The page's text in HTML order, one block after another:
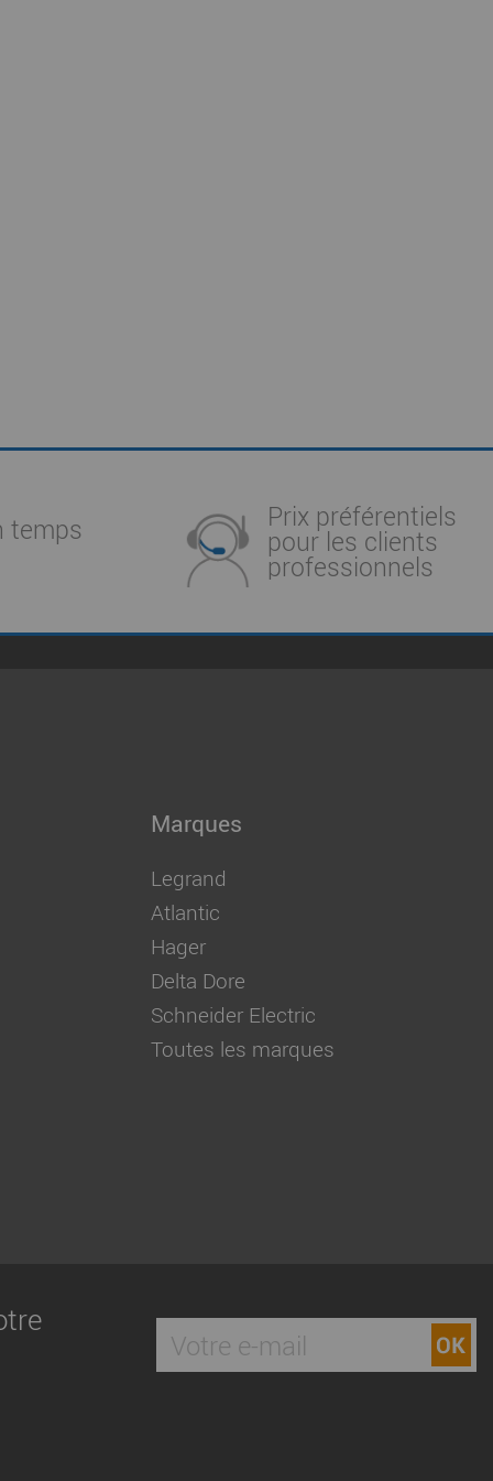
temps Prix préférentiels
pour les clients
professionnels
Marques
Legrand
Atlantic
Hager
Delta Dore
Schneider Electric
Toutes les marques